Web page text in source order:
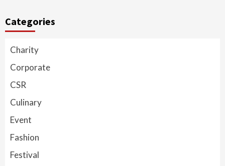
Categories
Charity
Corporate
CSR
Culinary
Event
Fashion
Festival